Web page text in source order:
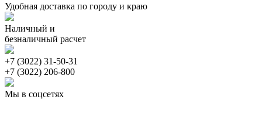
Удобная доставка по городу и краю
Наличный и
безналичный расчет
+7 (3022) 31-50-31
+7 (3022) 206-800
Мы в соцсетях